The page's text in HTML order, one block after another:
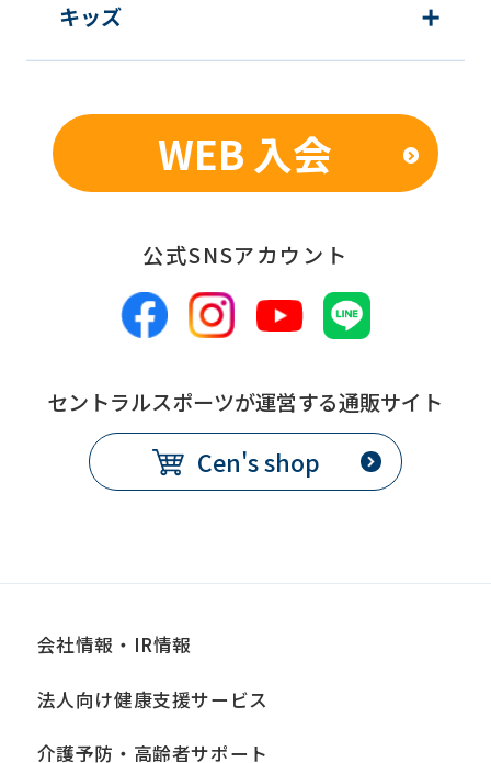
キッズ
WEB 入会
公式SNSアカウント
セントラルスポーツが運営する通販サイト
Cen's shop
会社情報・IR情報
法人向け健康支援サービス
介護予防・高齢者サポート